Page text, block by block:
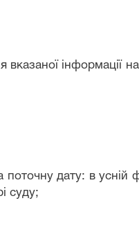
вказаної інформації
поточну дату: в усній
суду;